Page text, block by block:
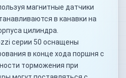
магнитные датчики
в канавки на
цилиндра.
серии 50 оснащены
в конце хода поршня с
торможения при